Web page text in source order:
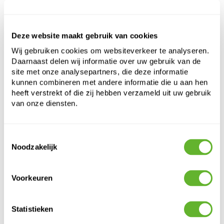
Deze website maakt gebruik van cookies
Wij gebruiken cookies om websiteverkeer te analyseren.
Daarnaast delen wij informatie over uw gebruik van de
site met onze analysepartners, die deze informatie
kunnen combineren met andere informatie die u aan hen
heeft verstrekt of die zij hebben verzameld uit uw gebruik
van onze diensten.
Noodzakelijk
Voorkeuren
Statistieken
klimaten met goed gedraineerde grond. Voor de
indoor kan worden gekweekt, zal hij niet vrucht dragen
onder deze omstandigheden. Snoei is meestal niet
nodig, behalve voor het verwijderen van dode
bladeren en om ruimte te maken voor nieuwe groei.
Phoenix dactylifera
Breedte: